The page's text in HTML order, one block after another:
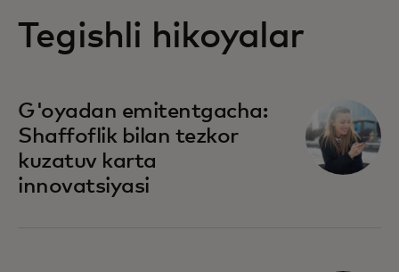
Tegishli hikoyalar
G'oyadan emitentgacha:
Shaffoflik bilan tezkor
kuzatuv karta
innovatsiyasi